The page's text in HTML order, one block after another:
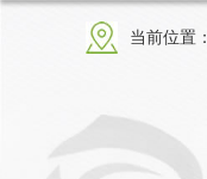
当前位置：